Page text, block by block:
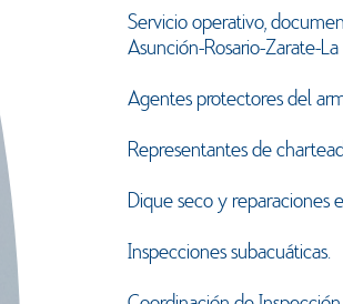
Servicio operativo,
Asunción-Rosario-Zarate-
Agentes protectores del
Representantes de
Dique seco y reparaciones
Inspecciones subacuáticas.